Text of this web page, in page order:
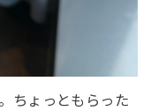
ちょっともらった